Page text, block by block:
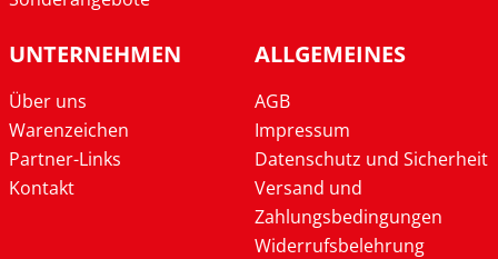
UNTERNEHMEN
Über uns
Warenzeichen
Partner-Links
Kontakt
ALLGEMEINES
AGB
Impressum
Datenschutz und Sicherheit
Versand und
Zahlungsbedingungen
Widerrufsbelehrung